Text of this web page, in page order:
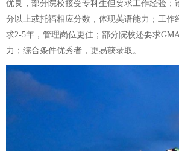
优良，部分院校接受专科生但要求工作经验；
分以上或托福相应分数，体现英语能力；工作
求2-5年，管理岗位更佳；部分院校还要求
力；综合条件优秀者，更易获录取。